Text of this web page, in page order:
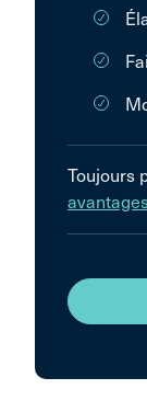
Toujours